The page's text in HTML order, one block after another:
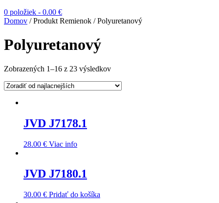
0 položiek - 0.00 €
Domov / Produkt Remienok / Polyuretanový
Polyuretanový
Zobrazených 1–16 z 23 výsledkov
JVD J7178.1
28.00 € Viac info
JVD J7180.1
30.00 € Pridať do košíka